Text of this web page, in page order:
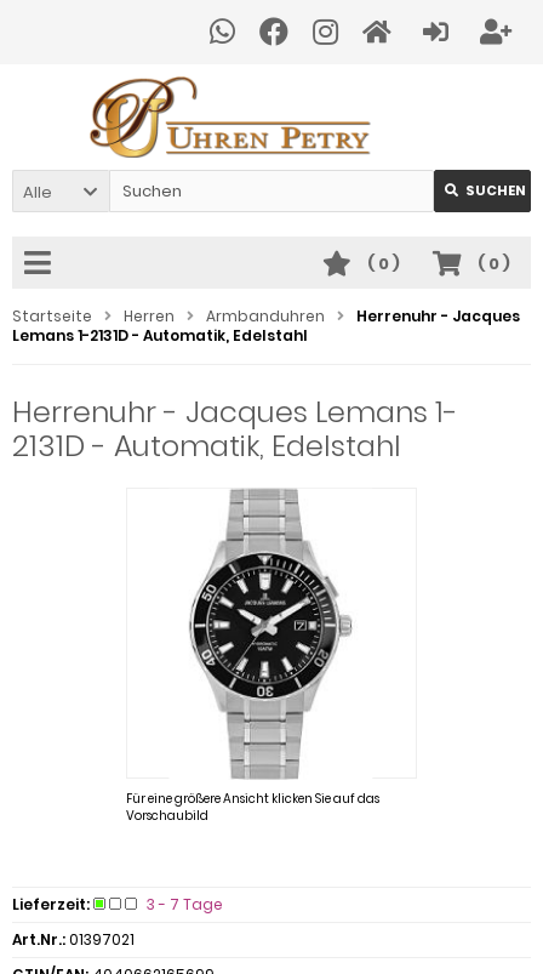
Alle SUCHEN
( 0)
( 0)
Startseite Herren Armbanduhren
Herrenuhr - Jacques
Lemans 1-2131D - Automatik, Edelstahl
Herrenuhr - Jacques Lemans 1-
2131D - Automatik, Edelstahl
Für eine größere Ansicht klicken Sie auf das
Vorschaubild
Lieferzeit:
3 - 7 Tage
Art.Nr.:01397021